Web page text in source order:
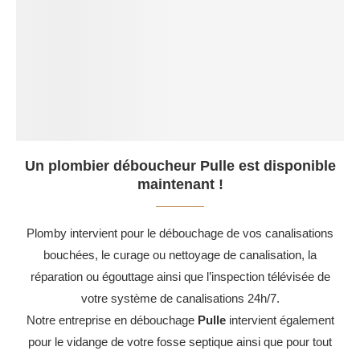
Un plombier déboucheur Pulle est disponible
maintenant !
Plomby intervient pour le débouchage de vos canalisations
bouchées, le curage ou nettoyage de canalisation, la
réparation ou égouttage ainsi que l’inspection télévisée de
votre système de canalisations 24h/7.
Notre entreprise en débouchage Pulleintervient également
pour le vidange de votre fosse septique ainsi que pour tout